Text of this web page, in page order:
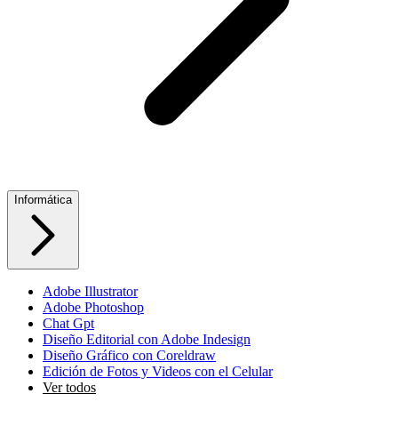
Informática
Adobe Illustrator
Adobe Photoshop
Chat Gpt
Diseño Editorial con Adobe Indesign
Diseño Gráfico con Coreldraw
Edición de Fotos y Videos con el Celular
Ver todos